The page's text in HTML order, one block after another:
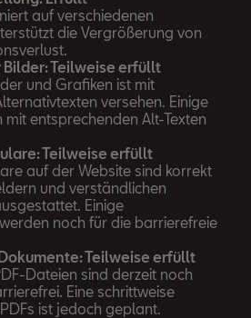
auf verschiedenen
die Vergrößerung von
Teilweise erfüllt
und Grafiken ist mit
versehen. Einige
mit entsprechenden Alt-Texten
Teilweise erfüllt
auf der Website sind korrekt
und verständlichen
Einige
noch für die barrierefreie
Teilweise erfüllt
Dateien sind derzeit noch
Eine schrittweise
ist jedoch geplant.